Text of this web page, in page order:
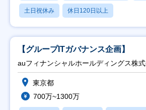
土日祝休み 休日120日以上
【グループITガバナンス企画】
auフィナンシャルホールディングス株
東京都
700万~1300万